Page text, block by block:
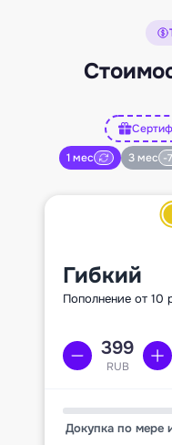
1 мес
3 мес -
Гибкий
Пополнение от 10
RUB
Докупка по мере